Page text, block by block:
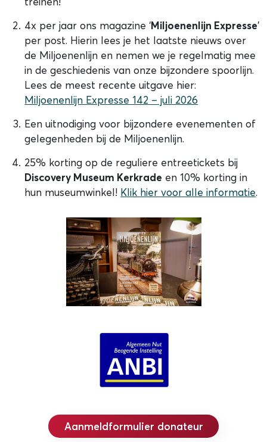
4x per jaar ons magazine ‘Miljoenenlijn Expresse’
per post. Hierin lees je het laatste nieuws over
de Miljoenenlijn en nemen we je regelmatig mee
in de geschiedenis van onze bijzondere spoorlijn.
Lees de meest recente uitgave hier:
Miljoenenlijn Expresse 142 – juli 2026
Een uitnodiging voor bijzondere evenementen of
gelegenheden bij de Miljoenenlijn.
25% korting op de reguliere entreetickets bij
Discovery Museum Kerkrade en 10% korting in
hun museumwinkel! Klik hier voor alle informatie.
Aanmeldformulier donateur